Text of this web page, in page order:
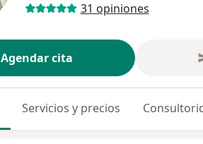
31 opiniones
Agendar cita
Servicios y precios